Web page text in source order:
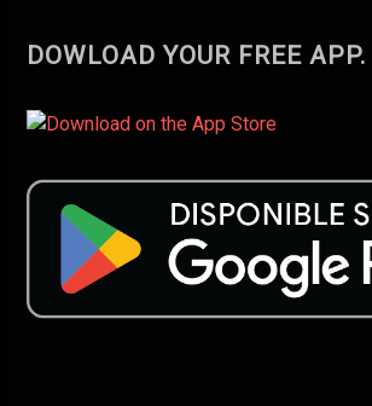
DOWLOAD YOUR FREE APP.